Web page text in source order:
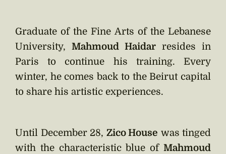
Graduate of the Fine Arts of the Lebanese
University, Mahmoud Haidar resides in
Paris to continue his training. Every
winter, he comes back to the Beirut capital
to share his artistic experiences.
Until December 28, Zico House was tinged
with the characteristic blue of Mahmoud